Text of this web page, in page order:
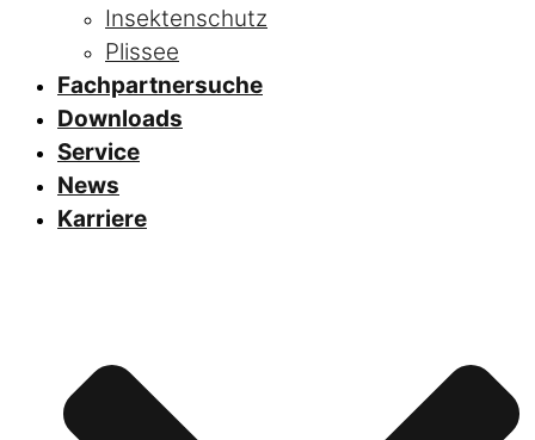
Insektenschutz
Plissee
Fachpartnersuche
Downloads
Service
News
Karriere